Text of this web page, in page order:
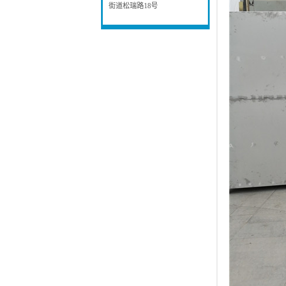
街道松瑞路18号